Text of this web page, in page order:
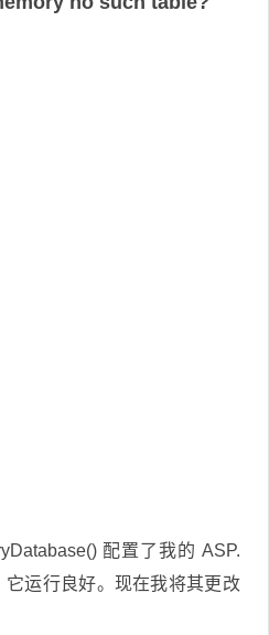
配置了我的 ASP.
它运行良好。现在我将其更改